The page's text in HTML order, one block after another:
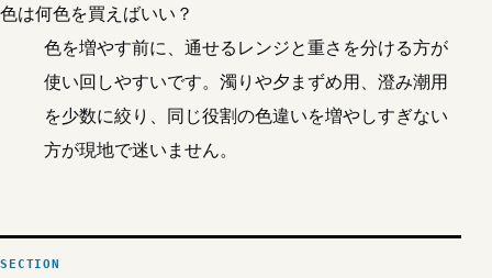
色は何色を買えばいい？
色を増やす前に、通せるレンジと重さを分ける方が
使い回しやすいです。濁りや夕まずめ用、澄み潮用
を少数に絞り、同じ役割の色違いを増やしすぎない
方が現地で迷いません。